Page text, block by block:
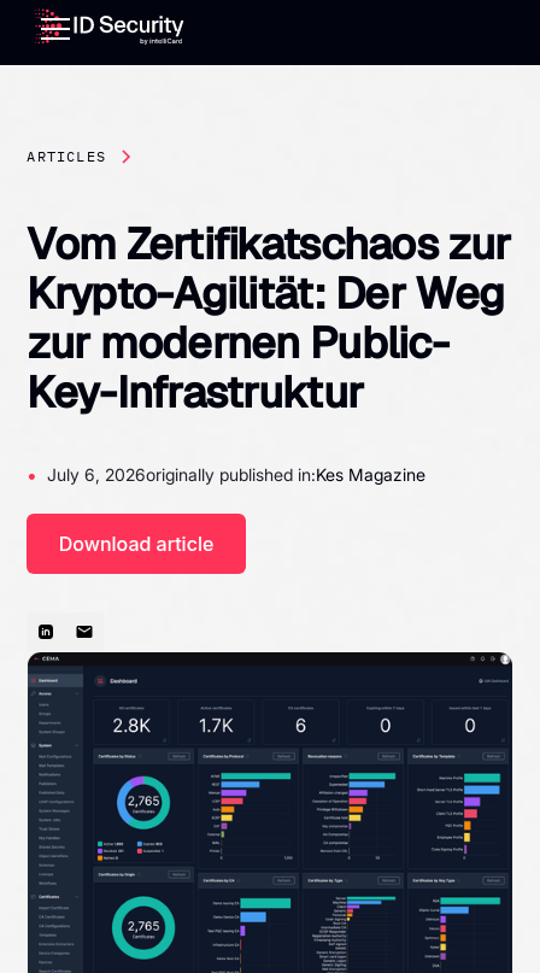
ARTICLES
Vom Zertifikatschaos zur
Krypto-Agilität: Der Weg
zur modernen Public-
Key-Infrastruktur
• July 6, 2026originally published in:Kes Magazine